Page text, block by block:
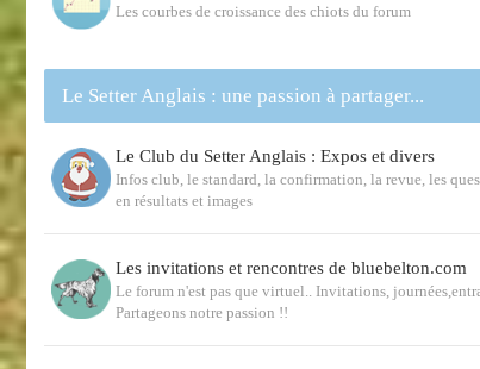
Les courbes de croissance des chiots du forum
Le Setter Anglais : une passion à partager...
Le Club du Setter Anglais : Expos et divers
Infos club, le standard, la confirmation, la revue, les
en résultats et images
Les invitations et rencontres de bluebelton.com
Le forum n'est pas que virtuel.. Invitations,
Partageons notre passion !!